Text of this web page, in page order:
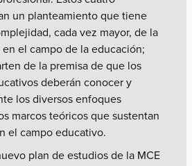
un planteamiento que tiene
cada vez mayor, de la
el campo de la educación;
de la premisa de que los
deberán conocer y
los diversos enfoques
marcos teóricos que sustentan
el campo educativo.
plan de estudios de la MCE